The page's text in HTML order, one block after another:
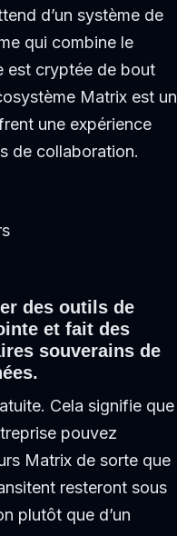
d’un système de
qui combine le
est cryptée de bout
Matrix est un
une expérience
de collaboration.
des outils de
et fait des
souverains de
Cela signifie que
pouvez
Matrix de sorte que
resteront sous
plutôt que d’un